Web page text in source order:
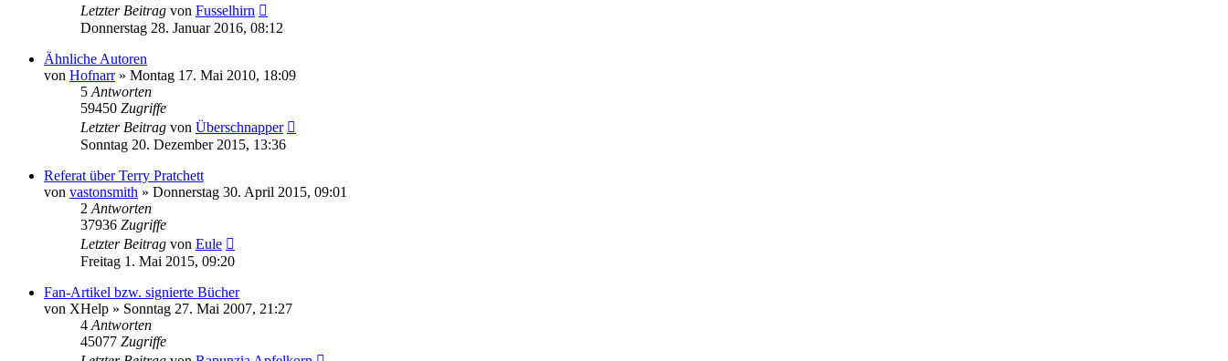
Letzter Beitrag von Fusselhirn
Donnerstag 28. Januar 2016, 08:12
Ähnliche Autoren
von Hofnarr» Montag 17. Mai 2010, 18:09
5 Antworten
59450 Zugriffe
Letzter Beitrag von Überschnapper
Sonntag 20. Dezember 2015, 13:36
Referat über Terry Pratchett
von vastonsmith » Donnerstag 30. April 2015, 09:01
2 Antworten
37936 Zugriffe
Letzter Beitrag von Eule
Freitag 1. Mai 2015, 09:20
Fan-Artikel bzw. signierte Bücher
von XHelp » Sonntag 27. Mai 2007, 21:27
4 Antworten
45077 Zugriffe